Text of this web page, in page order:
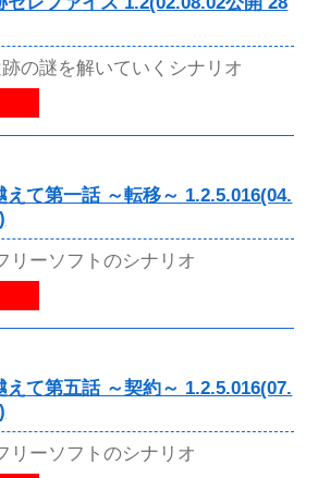
の謎を解いていくシナリオ
えて第一話 ～転移～ 1.2.5.016(04.
リーソフトのシナリオ
えて第五話 ～契約～ 1.2.5.016(07.
リーソフトのシナリオ